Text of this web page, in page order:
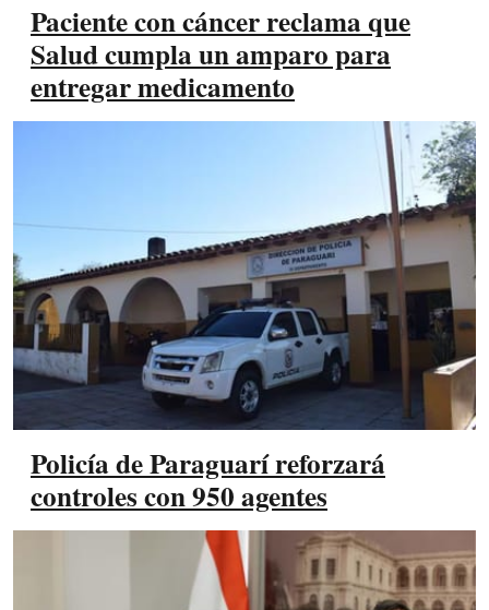
Paciente con cáncer reclama que
Salud cumpla un amparo para
entregar medicamento
Policía de Paraguarí reforzará
controles con 950 agentes